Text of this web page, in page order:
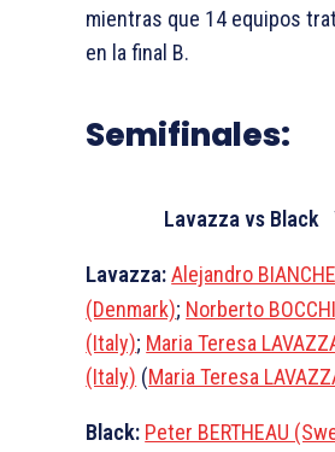
mientras que 14 equipos
en la final B.
Semifinales:
Lavazza vs Black
Lavazza: Alejandro
(Denmark); Norberto
(Italy); Maria Teresa
(Italy) (Maria Teresa
Black: Peter BERTHEAU